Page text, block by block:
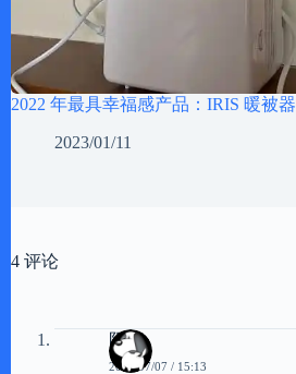
2022 年最具幸福感产品：IRIS 暖被器
2023/01/11
4 评论
阳光
2008/07/07 / 15:13